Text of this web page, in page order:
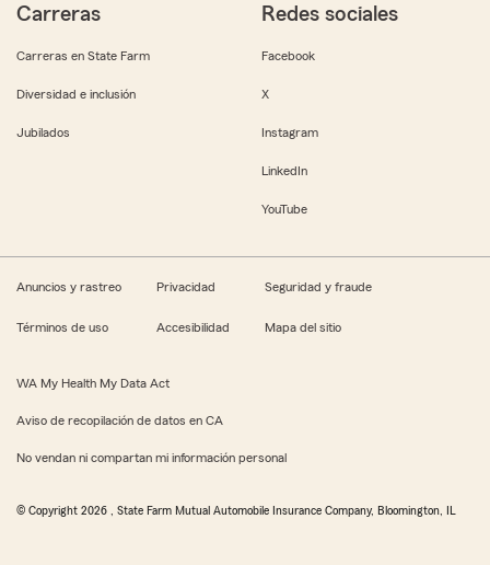
Carreras
Carreras en State Farm
Diversidad e inclusión
Jubilados
Redes sociales
Facebook
X
Instagram
LinkedIn
YouTube
Anuncios y rastreo Privacidad Seguridad y fraude
Términos de uso Accesibilidad Mapa del sitio
WA My Health My Data Act
Aviso de recopilación de datos en CA
No vendan ni compartan mi información personal
© Copyright 2026 , State Farm Mutual Automobile Insurance Company, Bloomington, IL